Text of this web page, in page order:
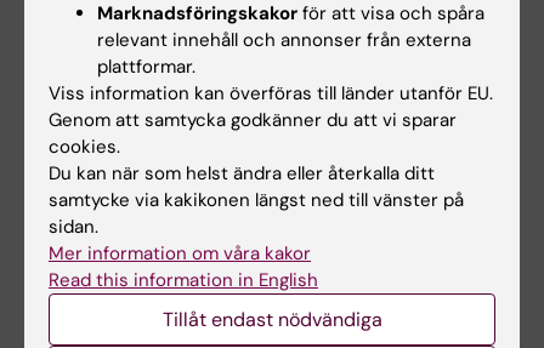
Senast genomförda kursanalys
T1_Kursanalys 1SJ010 distans HT 25 (PDF,
332.56 KB)
Kontaktuppgifter
Institutionen för neurobiologi, vårdvetenskap
och samhälle
Avdelningen för omvårdnad
Marknadsföringskakor för att visa och spåra
relevant innehåll och annonser från externa
plattformar.
Viss information kan överföras till länder utanför EU.
Genom att samtycka godkänner du att vi sparar
cookies.
Du kan när som helst ändra eller återkalla ditt
samtycke via kakikonen längst ned till vänster på
sidan.
Mer information om våra kakor
Read this information in English
Tillåt endast nödvändiga